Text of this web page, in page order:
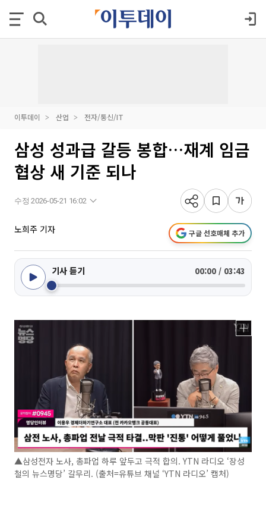
이투데이 산업 전자/통신/IT
삼성 성과급 갈등 봉합…재계 임금
협상 새 기준 되나
수정 2026-05-21 16:02
노희주 기자 구글 선호매체 추가
기사 듣기 00:00 / 03:43
▲삼성전자 노사, 총파업 하루 앞두고 극적 합의. YTN 라디오 ‘장성
철의 뉴스명당’ 갈무리. (출처=유튜브 채널 ‘YTN 라디오’ 캡처)